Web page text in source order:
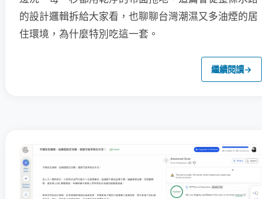
的設計邏輯拆給大家看，也聊聊台灣潮濕又多油煙的居
住環境，為什麼特別吃這一套。
繼續閱讀→